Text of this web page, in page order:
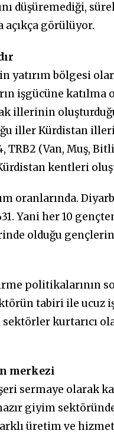
düşüremediği,
açıkça görülüyor.
yatırım bölgesi
işgücüne
illerinin
iller Kürdistan
TRB2 (Van, Muş,
kentleri
oranlarında.
Yani her 10
olduğu
politikalarının
tabiri ile ucuz
kurtarıcı
merkezi
sermaye olarak
giyim
üretim ve